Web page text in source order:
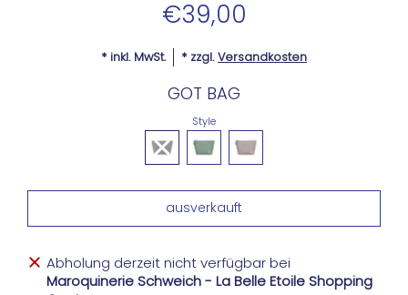
€39,00
* inkl. MwSt. * zzgl.Versandkosten
GOT BAG
Style
Abholung derzeit nicht verfügbar bei
Maroquinerie Schweich - La Belle Etoile Shopping